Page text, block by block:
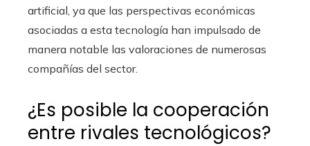
artificial, ya que las perspectivas económicas
asociadas a esta tecnología han impulsado de
manera notable las valoraciones de numerosas
compañías del sector.
¿Es posible la cooperación
entre rivales tecnológicos?